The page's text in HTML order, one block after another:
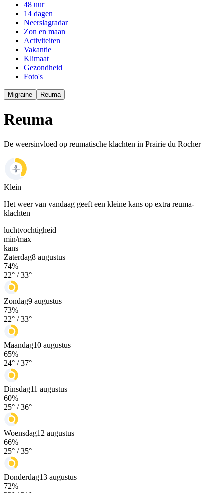
48 uur
14 dagen
Neerslagradar
Zon en maan
Activiteiten
Vakantie
Klimaat
Gezondheid
Foto's
Migraine Reuma
Reuma
De weersinvloed op reumatische klachten in Prairie du Rocher
Klein
Het weer van vandaag geeft een kleine kans op extra reuma-
klachten
luchtvochtigheid
min/max
kans
Zaterdag8 augustus
74%
22° /33°
Zondag9 augustus
73%
22° /33°
Maandag10 augustus
65%
24° /37°
Dinsdag11 augustus
60%
25° /36°
Woensdag12 augustus
66%
25° /35°
Donderdag13 augustus
72%